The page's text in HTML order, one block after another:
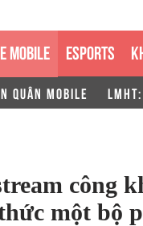
MOBILE ESPORTS
QUÂN MOBILE
công
một bộ